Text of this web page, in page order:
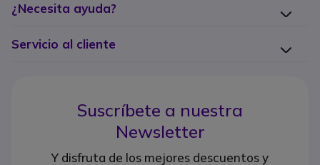
¿Necesita ayuda?
Servicio al cliente
Suscríbete a nuestra
Newsletter
Y disfruta de los mejores descuentos y